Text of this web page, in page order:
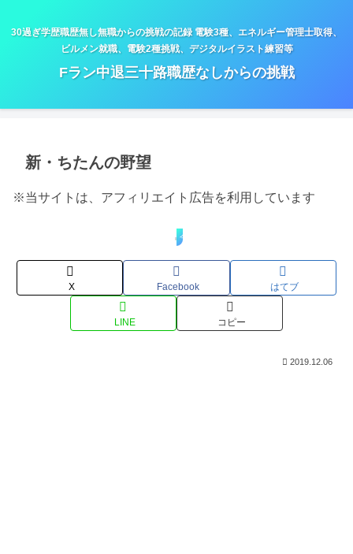
30過ぎ学歴職歴無し無職からの挑戦の記録 電験3種、エネルギー管理士取得、
ビルメン就職、電験2種挑戦、デジタルイラスト練習等
Fラン中退三十路職歴なしからの挑戦
新・ちたんの野望
※当サイトは、アフィリエイト広告を利用しています
今後の予定
X Facebook はてブ
LINE コピー
2019.12.06